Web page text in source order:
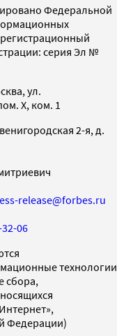
Федеральной
серия Эл №
ул.
X, ком. 1
2-я, д.
release@forbes.ru
06
технологии
сбора,
Федерации)